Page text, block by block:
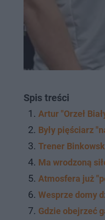
Spis treści
Artur "Orzeł
Były pięściarz
Trener
Ma wrodzoną
Atmosfera już
Wesprze domy
Gdzie obejrzeć